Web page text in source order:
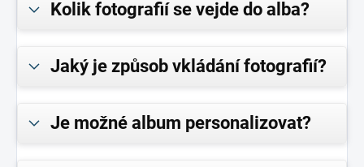
Kolik fotografií se vejde do alba?
Jaký je způsob vkládání fotografií?
Je možné album personalizovat?